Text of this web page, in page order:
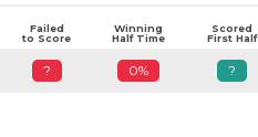
Failed
to Score
Winning
Half Time
Scored
First Half
? 0% ?